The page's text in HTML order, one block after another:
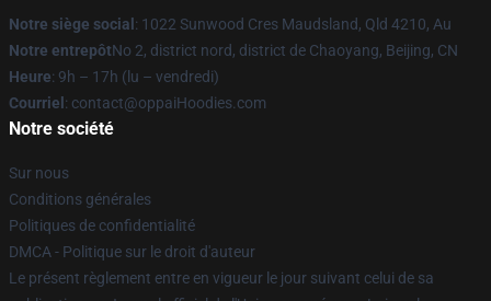
Notre siège social : 1022 Sunwood Cres Maudsland, Qld 4210, Au
Notre entrepôtNo 2, district nord, district de Chaoyang, Beijing, CN
Heure: 9h – 17h (lu – vendredi)
Courriel : contact@oppaiHoodies.com
Notre société
Sur nous
Conditions générales
Politiques de confidentialité
DMCA - Politique sur le droit d'auteur
Le présent règlement entre en vigueur le jour suivant celui de sa